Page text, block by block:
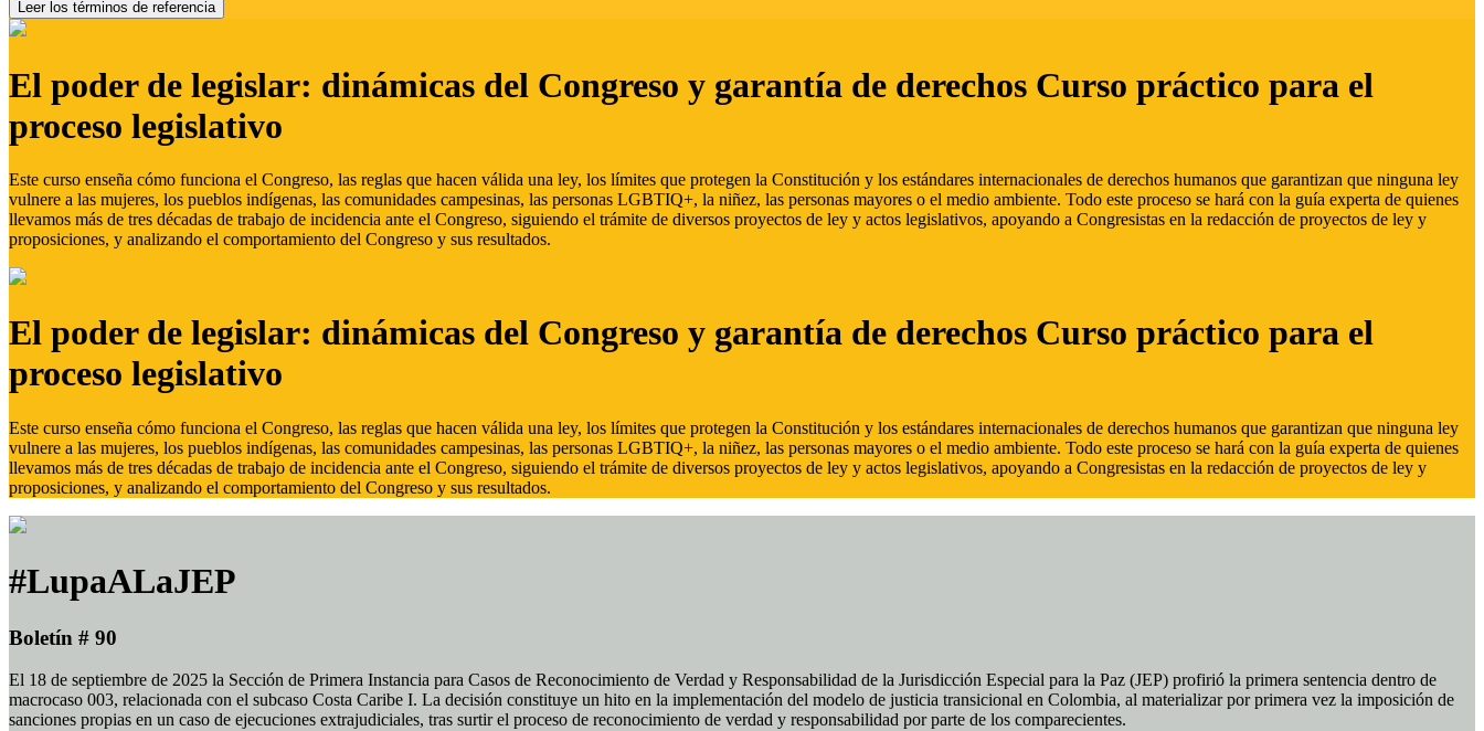
Leer los términos de referencia
El poder de legislar: dinámicas del Congreso y garantía de derechos Curso práctico para el
proceso legislativo
Este curso enseña cómo funciona el Congreso, las reglas que hacen válida una ley, los límites que protegen la Constitución y los estándares internacionales de derechos humanos que garantizan que ninguna ley
vulnere a las mujeres, los pueblos indígenas, las comunidades campesinas, las personas LGBTIQ+, la niñez, las personas mayores o el medio ambiente. Todo este proceso se hará con la guía experta de quienes
llevamos más de tres décadas de trabajo de incidencia ante el Congreso, siguiendo el trámite de diversos proyectos de ley y actos legislativos, apoyando a Congresistas en la redacción de proyectos de ley y
proposiciones, y analizando el comportamiento del Congreso y sus resultados.
El poder de legislar: dinámicas del Congreso y garantía de derechos Curso práctico para el
proceso legislativo
Este curso enseña cómo funciona el Congreso, las reglas que hacen válida una ley, los límites que protegen la Constitución y los estándares internacionales de derechos humanos que garantizan que ninguna ley
vulnere a las mujeres, los pueblos indígenas, las comunidades campesinas, las personas LGBTIQ+, la niñez, las personas mayores o el medio ambiente. Todo este proceso se hará con la guía experta de quienes
llevamos más de tres décadas de trabajo de incidencia ante el Congreso, siguiendo el trámite de diversos proyectos de ley y actos legislativos, apoyando a Congresistas en la redacción de proyectos de ley y
proposiciones, y analizando el comportamiento del Congreso y sus resultados.
#LupaALaJEP
Boletín # 90
El 18 de septiembre de 2025 la Sección de Primera Instancia para Casos de Reconocimiento de Verdad y Responsabilidad de la Jurisdicción Especial para la Paz (JEP) profirió la primera sentencia dentro de
macrocaso 003, relacionada con el subcaso Costa Caribe I. La decisión constituye un hito en la implementación del modelo de justicia transicional en Colombia, al materializar por primera vez la imposición de
sanciones propias en un caso de ejecuciones extrajudiciales, tras surtir el proceso de reconocimiento de verdad y responsabilidad por parte de los comparecientes.